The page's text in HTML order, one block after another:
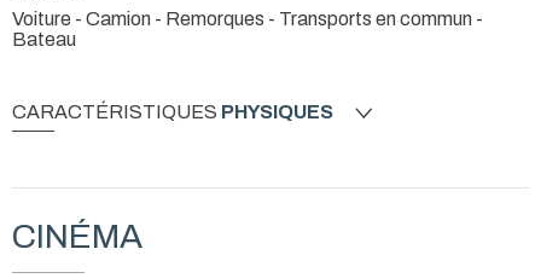
Voiture - Camion - Remorques - Transports en commun -
Bateau
CARACTÉRISTIQUES PHYSIQUES
CINÉMA